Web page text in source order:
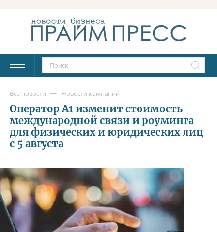
Все новости Новости компаний
Оператор А1 изменит стоимость
международной связи и роуминга
для физических и юридических лиц
с 5 августа